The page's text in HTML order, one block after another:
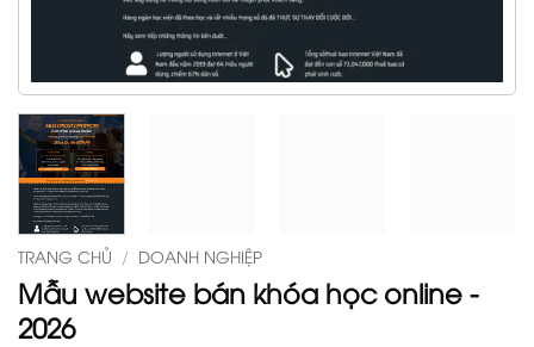
TRANG CHỦ / DOANH NGHIỆP
Mẫu website bán khóa học online -
2026